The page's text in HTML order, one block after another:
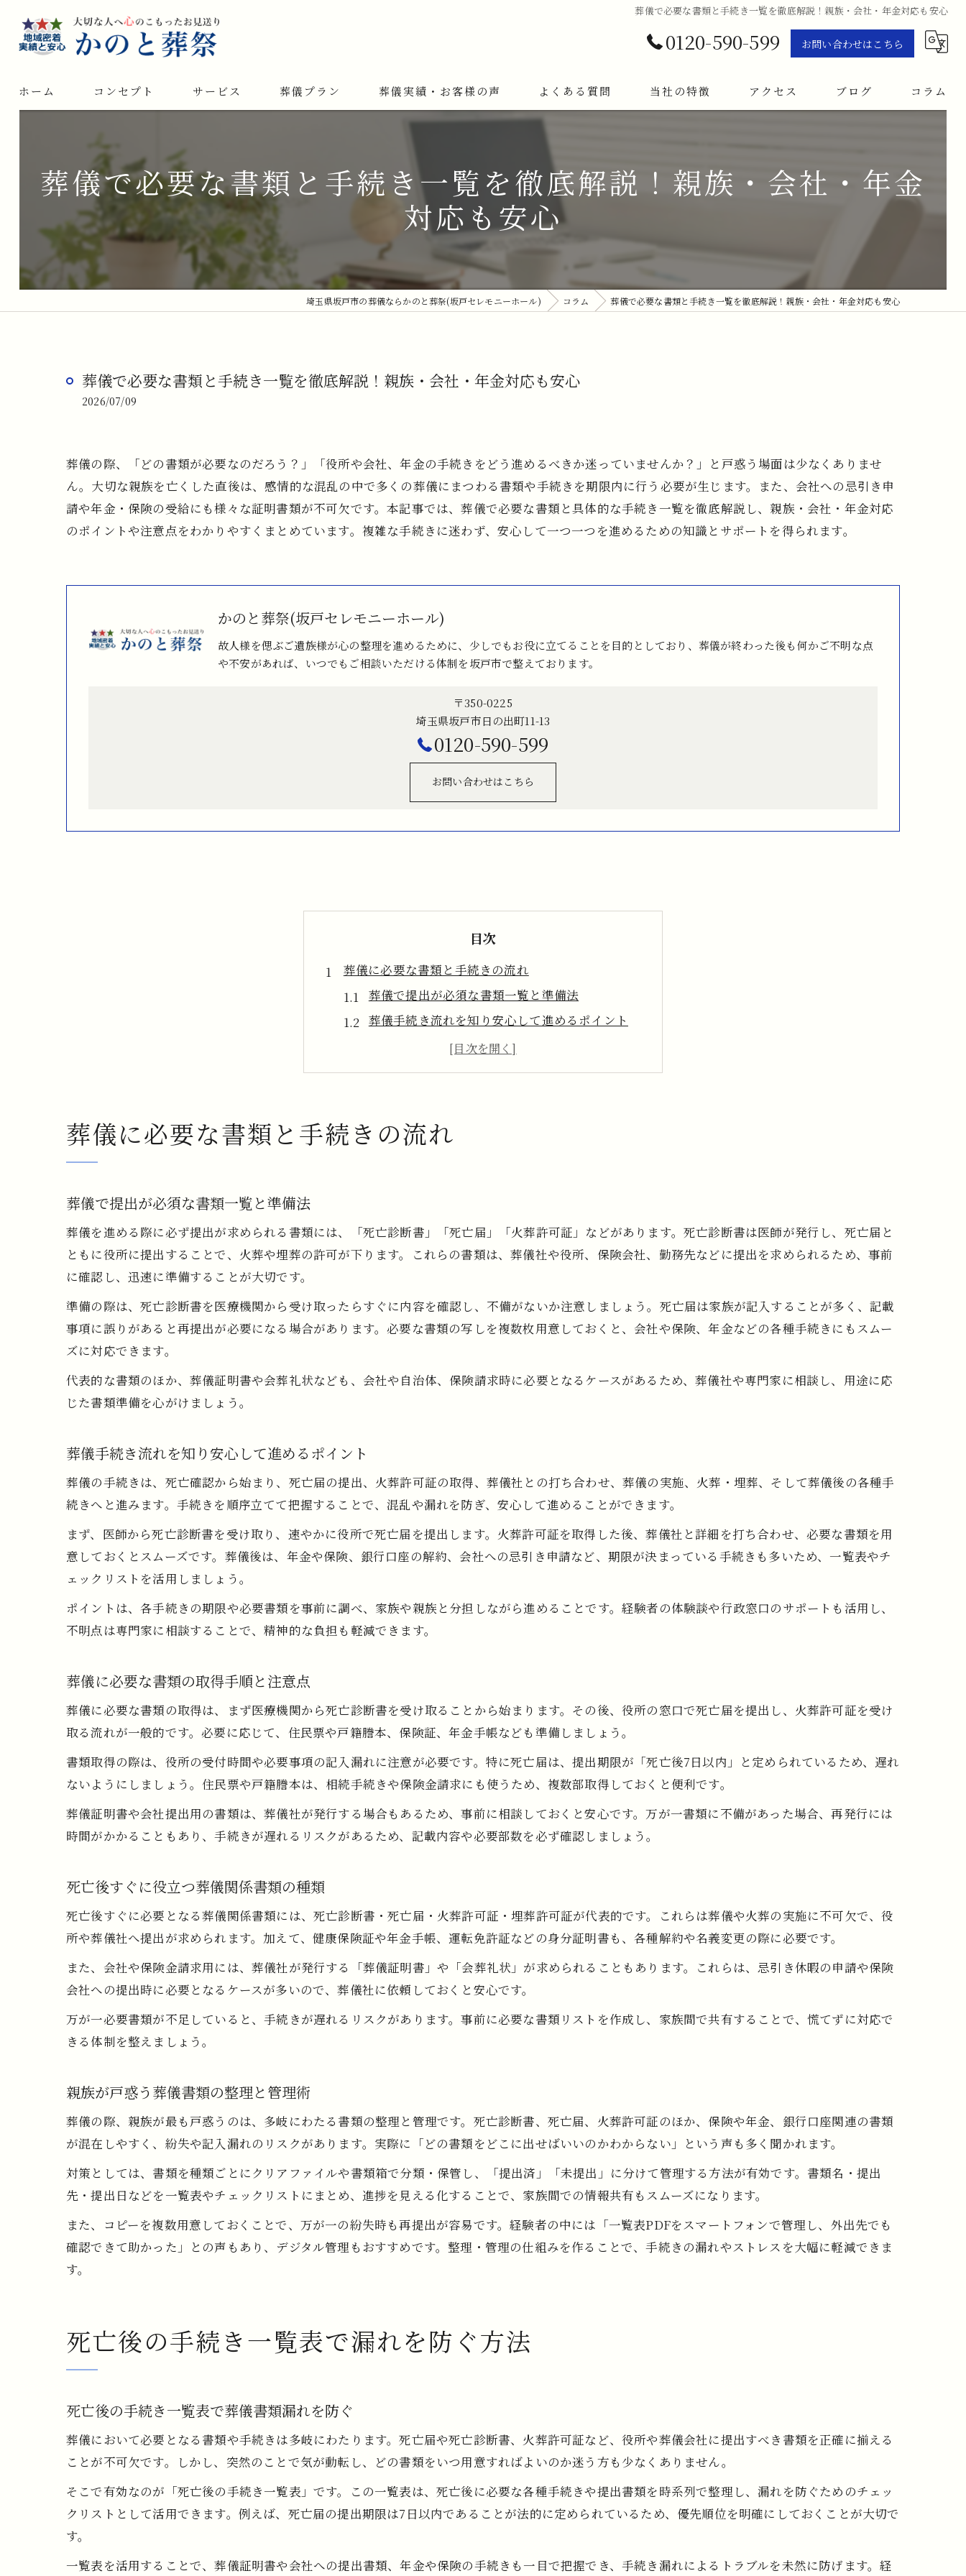
葬儀で必要な書類と手続き一覧を徹底解説！親族・会社・年金対応も安心
0120-590-599 お問い合わせはこちら
ホーム コンセプト サービス 葬儀プラン 葬儀実績・お客様の声 よくある質問 当社の特徴
火葬
一日葬
アクセス ブログ コラム
葬儀で必要な書類と手続き一覧を徹底解説！親族・会社・年金
対応も安心
埼玉県坂戸市の葬儀ならかのと葬祭(坂戸セレモニーホール) コラム 葬儀で必要な書類と手続き一覧を徹底解説！親族・会社・年金対応も安心
葬儀で必要な書類と手続き一覧を徹底解説！親族・会社・年金対応も安心
2026/07/09
葬儀の際、「どの書類が必要なのだろう？」「役所や会社、年金の手続きをどう進めるべきか迷っていませんか？」と戸惑う場面は少なくありませ
ん。大切な親族を亡くした直後は、感情的な混乱の中で多くの葬儀にまつわる書類や手続きを期限内に行う必要が生じます。また、会社への忌引き申
請や年金・保険の受給にも様々な証明書類が不可欠です。本記事では、葬儀で必要な書類と具体的な手続き一覧を徹底解説し、親族・会社・年金対応
のポイントや注意点をわかりやすくまとめています。複雑な手続きに迷わず、安心して一つ一つを進めるための知識とサポートを得られます。
かのと葬祭(坂戸セレモニーホール)
故人様を偲ぶご遺族様が心の整理を進めるために、少しでもお役に立てることを目的としており、葬儀が終わった後も何かご不明な点
や不安があれば、いつでもご相談いただける体制を坂戸市で整えております。
〒350-0225
埼玉県坂戸市日の出町11-13
0120-590-599
お問い合わせはこちら
目次
葬儀に必要な書類と手続きの流れ
葬儀で提出が必須な書類一覧と準備法
葬儀手続き流れを知り安心して進めるポイント
葬儀に必要な書類の取得手順と注意点
死亡後すぐに役立つ葬儀関係書類の種類
死亡後の手続き一覧表で漏れを防ぐ方法
死亡後の手続き一覧表で葬儀書類漏れを防ぐ
親の葬儀後の手続き一覧表PDFの活用ポイント
親族の葬儀で必要な書類を一括管理する方法
葬儀書類箱を活用した効率的な整理術
葬儀関係書類の保管と紛失防止対策
葬儀証明書のもらい方と注意すべき点
忌引き申請に必要な葬儀証明書の提出方法
葬儀証明書テンプレート活用のポイント
年金手続きに必要な葬儀書類と準備方法
保険金請求で重要な葬儀関係書類のまとめ
葬儀後に注意したい必要書類と手続き
各機関への葬儀手続きで注意すべき必要書類
葬儀書類の保管期間と紛失防止のヒント
葬儀に必要な書類と手続きの流れ
葬儀で提出が必須な書類一覧と準備法
葬儀を進める際に必ず提出が求められる書類には、「死亡診断書」「死亡届」「火葬許可証」などがあります。死亡診断書は医師が発行し、死亡届と
ともに役所に提出することで、火葬や埋葬の許可が下ります。これらの書類は、葬儀社や役所、保険会社、勤務先などに提出を求められるため、事前
に確認し、迅速に準備することが大切です。
準備の際は、死亡診断書を医療機関から受け取ったらすぐに内容を確認し、不備がないか注意しましょう。死亡届は家族が記入することが多く、記載
事項に誤りがあると再提出が必要になる場合があります。必要な書類の写しを複数枚用意しておくと、会社や保険、年金などの各種手続きにもスムー
ズに対応できます。
代表的な書類のほか、葬儀証明書や会葬礼状なども、会社や自治体、保険請求時に必要となるケースがあるため、葬儀社や専門家に相談し、用途に応
じた書類準備を心がけましょう。
葬儀手続き流れを知り安心して進めるポイント
葬儀の手続きは、死亡確認から始まり、死亡届の提出、火葬許可証の取得、葬儀社との打ち合わせ、葬儀の実施、火葬・埋葬、そして葬儀後の各種手
続きへと進みます。手続きを順序立てて把握することで、混乱や漏れを防ぎ、安心して進めることができます。
まず、医師から死亡診断書を受け取り、速やかに役所で死亡届を提出します。火葬許可証を取得した後、葬儀社と詳細を打ち合わせ、必要な書類を用
意しておくとスムーズです。葬儀後は、年金や保険、銀行口座の解約、会社への忌引き申請など、期限が決まっている手続きも多いため、一覧表やチ
ェックリストを活用しましょう。
ポイントは、各手続きの期限や必要書類を事前に調べ、家族や親族と分担しながら進めることです。経験者の体験談や行政窓口のサポートも活用し、
不明点は専門家に相談することで、精神的な負担も軽減できます。
葬儀に必要な書類の取得手順と注意点
葬儀に必要な書類の取得は、まず医療機関から死亡診断書を受け取ることから始まります。その後、役所の窓口で死亡届を提出し、火葬許可証を受け
取る流れが一般的です。必要に応じて、住民票や戸籍謄本、保険証、年金手帳なども準備しましょう。
書類取得の際は、役所の受付時間や必要事項の記入漏れに注意が必要です。特に死亡届は、提出期限が「死亡後7日以内」と定められているため、遅れ
ないようにしましょう。住民票や戸籍謄本は、相続手続きや保険金請求にも使うため、複数部取得しておくと便利です。
葬儀証明書や会社提出用の書類は、葬儀社が発行する場合もあるため、事前に相談しておくと安心です。万が一書類に不備があった場合、再発行には
時間がかかることもあり、手続きが遅れるリスクがあるため、記載内容や必要部数を必ず確認しましょう。
死亡後すぐに役立つ葬儀関係書類の種類
死亡後すぐに必要となる葬儀関係書類には、死亡診断書・死亡届・火葬許可証・埋葬許可証が代表的です。これらは葬儀や火葬の実施に不可欠で、役
所や葬儀社へ提出が求められます。加えて、健康保険証や年金手帳、運転免許証などの身分証明書も、各種解約や名義変更の際に必要です。
また、会社や保険金請求用には、葬儀社が発行する「葬儀証明書」や「会葬礼状」が求められることもあります。これらは、忌引き休暇の申請や保険
会社への提出時に必要となるケースが多いので、葬儀社に依頼しておくと安心です。
万が一必要書類が不足していると、手続きが遅れるリスクがあります。事前に必要な書類リストを作成し、家族間で共有することで、慌てずに対応で
きる体制を整えましょう。
親族が戸惑う葬儀書類の整理と管理術
葬儀の際、親族が最も戸惑うのは、多岐にわたる書類の整理と管理です。死亡診断書、死亡届、火葬許可証のほか、保険や年金、銀行口座関連の書類
が混在しやすく、紛失や記入漏れのリスクがあります。実際に「どの書類をどこに出せばいいのかわからない」という声も多く聞かれます。
対策としては、書類を種類ごとにクリアファイルや書類箱で分類・保管し、「提出済」「未提出」に分けて管理する方法が有効です。書類名・提出
先・提出日などを一覧表やチェックリストにまとめ、進捗を見える化することで、家族間での情報共有もスムーズになります。
また、コピーを複数用意しておくことで、万が一の紛失時も再提出が容易です。経験者の中には「一覧表PDFをスマートフォンで管理し、外出先でも
確認できて助かった」との声もあり、デジタル管理もおすすめです。整理・管理の仕組みを作ることで、手続きの漏れやストレスを大幅に軽減できま
す。
死亡後の手続き一覧表で漏れを防ぐ方法
死亡後の手続き一覧表で葬儀書類漏れを防ぐ
葬儀において必要となる書類や手続きは多岐にわたります。死亡届や死亡診断書、火葬許可証など、役所や葬儀会社に提出すべき書類を正確に揃える
ことが不可欠です。しかし、突然のことで気が動転し、どの書類をいつ用意すればよいのか迷う方も少なくありません。
そこで有効なのが「死亡後の手続き一覧表」です。この一覧表は、死亡後に必要な各種手続きや提出書類を時系列で整理し、漏れを防ぐためのチェッ
クリストとして活用できます。例えば、死亡届の提出期限は7日以内であることが法的に定められているため、優先順位を明確にしておくことが大切で
す。
一覧表を活用することで、葬儀証明書や会社への提出書類、年金や保険の手続きも一目で把握でき、手続き漏れによるトラブルを未然に防げます。経